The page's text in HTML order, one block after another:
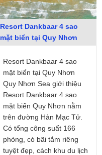
Resort Dankbaar 4 sao
mặt biển tại Quy Nhơn
Resort Dankbaar 4 sao
mặt biển tại Quy Nhơn
Quy Nhơn Sea giới thiệu
Resort Dankbaar 4 sao
mặt biển Quy Nhơn nằm
trên đường Hàn Mạc Tử.
Có tổng công suất 166
phòng, có bãi tắm riêng
tuyệt đẹp, cách khu du lịch